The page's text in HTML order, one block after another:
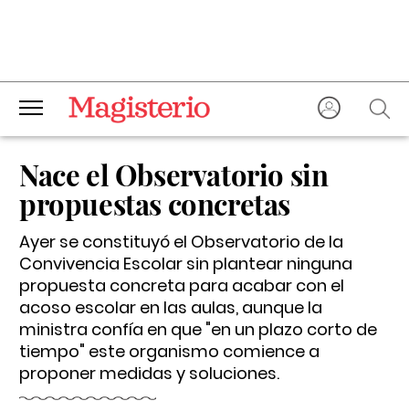
Nace el Observatorio sin
propuestas concretas
Ayer se constituyó el Observatorio de la
Convivencia Escolar sin plantear ninguna
propuesta concreta para acabar con el
acoso escolar en las aulas, aunque la
ministra confía en que "en un plazo corto de
tiempo" este organismo comience a
proponer medidas y soluciones.